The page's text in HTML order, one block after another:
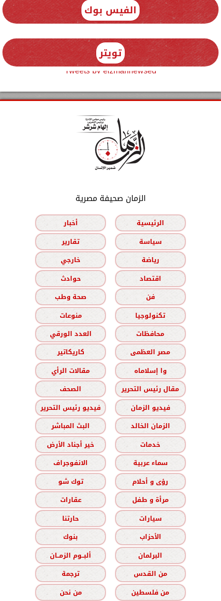
الفيس بوك
تويتر
Tweets by elzmannewseg
الزمان صحيفة مصرية
الرئيسية
أخبار
سياسة
تقارير
رياضة
خارجي
اقتصاد
حوادث
فن
صحة وطب
تكنولوجيا
منوعات
محافظات
العدد الورقي
مصر العظمى
كاريكاتير
وا إسلاماه
مقالات الرأي
مقال رئيس التحرير
الصحف
فيديو الزمان
فيديو رئيس التحرير
الزمان الخالد
البث المباشر
خدمات
خير أجناد الأرض
سماء عربية
الانفوجراف
رؤى و أحلام
توك شو
مرأة و طفل
عقارات
سيارات
حارتنا
الأحزاب
بنوك
البرلمان
ألبــوم الزمــان
من القدس
ترجمة
من فلسطين
من نحن